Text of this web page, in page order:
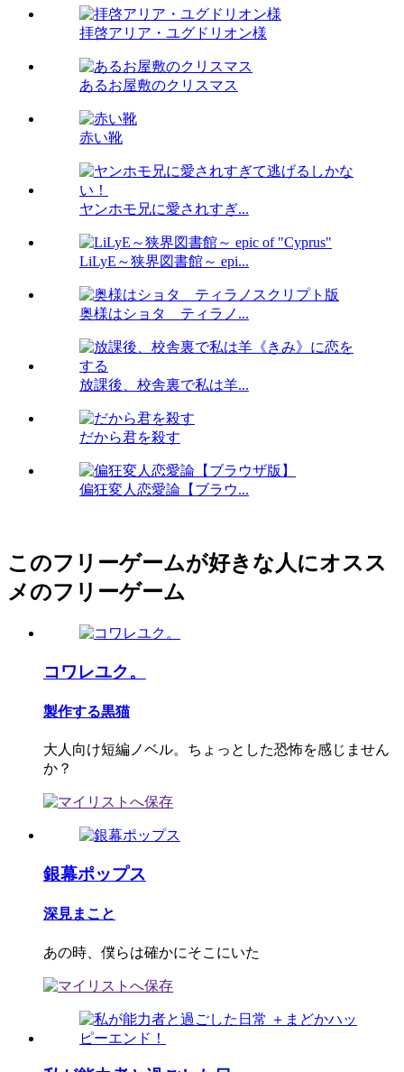
拝啓アリア・ユグドリオン様
あるお屋敷のクリスマス
赤い靴
ヤンホモ兄に愛されすぎ...
LiLyE～狭界図書館～ epi...
奥様はショタ ティラノ...
放課後、校舎裏で私は羊...
だから君を殺す
偏狂変人恋愛論【ブラウ...
このフリーゲームが好きな人にオスス
メのフリーゲーム
コワレユク。
製作する黒猫
大人向け短編ノベル。ちょっとした恐怖を感じません
か？
銀幕ポップス
深見まこと
あの時、僕らは確かにそこにいた